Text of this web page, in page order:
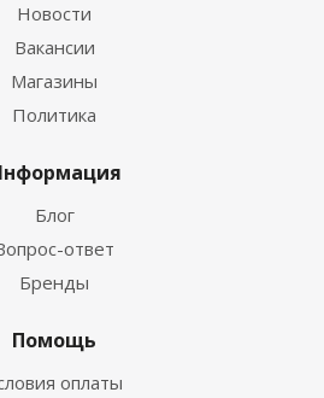
Новости
Вакансии
Магазины
Политика
Блог
ответ
Бренды
Помощь
оплаты